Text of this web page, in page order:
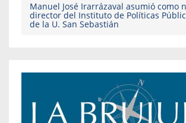
Manuel José Irarrázaval asumió como
director del Instituto de Políticas
de la U. San Sebastián